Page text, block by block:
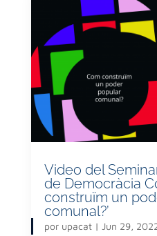
Video del
de Democràcia
construïm un
comunal?’
por upacat| Jun 29,